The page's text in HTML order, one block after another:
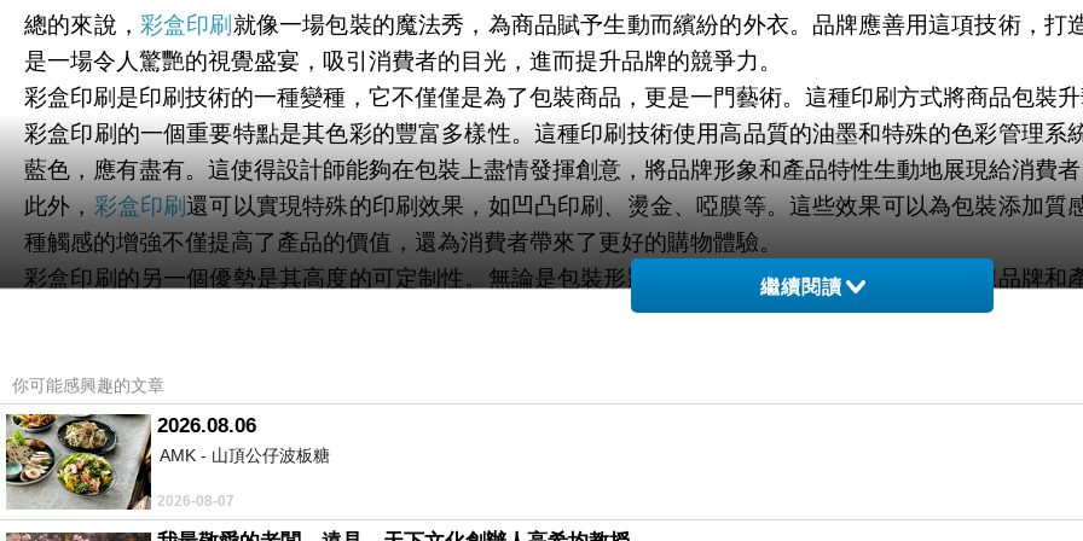
總的來說， 彩盒印刷 就像一場包裝的魔法秀，為商品賦予生動而繽紛的外衣。品牌應善用這項技術，
是一場令人驚艷的視覺盛宴，吸引消費者的目光，進而提升品牌的競爭力。
彩盒印刷是印刷技術的一種變種，它不僅僅是為了包裝商品，更是一門藝術。這種印刷方式將商品包裝
彩盒印刷的一個重要特點是其色彩的豐富多樣性。這種印刷技術使用高品質的油墨和特殊的色彩管理
藍色，應有盡有。這使得設計師能夠在包裝上盡情發揮創意，將品牌形象和產品特性生動地展現給消費
此外， 彩盒印刷還可以實現特殊的印刷效果，如凹凸印刷、燙金、啞膜等。這些效果可以為包裝添加
種觸感的增強不僅提高了產品的價值，還為消費者帶來了更好的購物體驗。
彩盒印刷的另一個優勢是其高度的可定制性。無論是包裝形狀、尺寸還是設計風格，都可以根據品牌
一無二的，能夠吸引目標受眾的目光。品牌可以通過包裝來講述自己的故事，與消費者建立情感聯繫。
品牌的包裝時，他們更有可能選擇這個品牌的產品。
總而言之，彩盒印刷不僅僅是一種印刷技術，更是一種藝術形式。它將包裝提升到了一個新的層次，
感效果、可定制性和品牌識別性使其成為包裝界的一顆明珠，為商品注入了更多的價值和魅力。
繼續閱讀
你可能感興趣的文章
2026.08.06
AMK - 山頂公仔波板糖
2026-08-07